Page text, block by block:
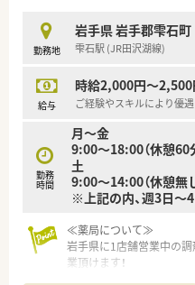
■管理薬剤師を目指して
い方
■転勤・異動なく腰を据
勤務地
岩手県 岩手郡雫石町
雫石駅 (JR田沢湖線)
給与
時給2,000円～2,500
ご経験やスキルにより優遇
勤務
時間
月～金
9:00～18:00（休憩60
土
9:00～14:00（休憩無
※上記の内、週3日～
≪薬局について≫
岩手県に1店舗営業中の
業頂けます！